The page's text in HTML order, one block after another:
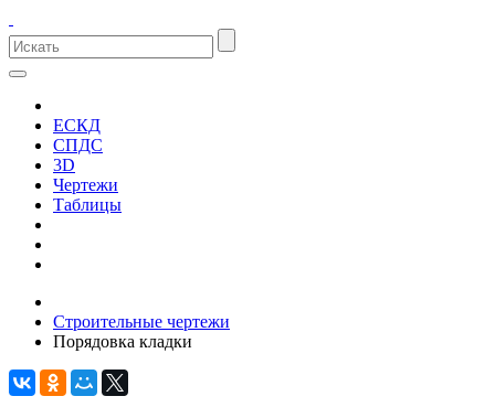
ЕСКД
СПДС
3D
Чертежи
Таблицы
Строительные чертежи
Порядовка кладки